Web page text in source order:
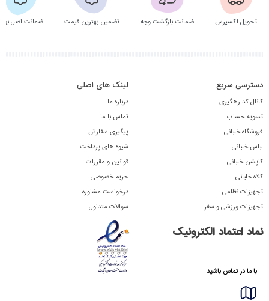
تحویل اکسپرس ضمانت بازگشت وجه تضمین بهترین قیمت ضمانت اصل
دسترسی سریع
کانال کد رهگیری
تسویه حساب
فروشگاه خلبانی
لباس خلبانی
کاپشن خلبانی
کلاه خلبانی
تجهیزات نظامی
تجهیزات ورزشی و سفر
لینک های اصلی
درباره ما
تماس با ما
پیگیری سفارش
شیوه های پرداخت
قوانین و مقررات
حریم خصوصی
درخواست مشاوره
سوالات متداول
نماد اعتماد الکترونیک
با ما در تماس باشید